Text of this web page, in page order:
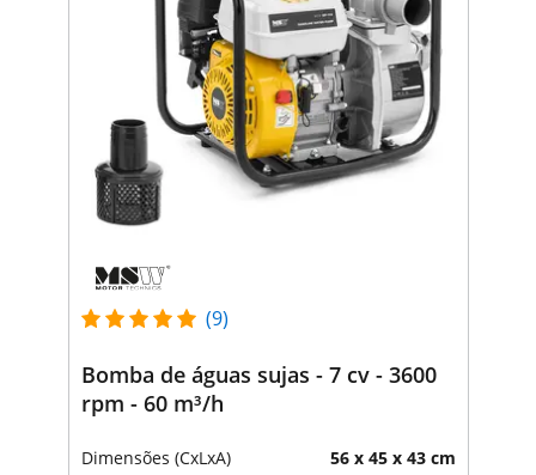
(9)
Bomba de águas sujas - 7 cv - 3600
rpm - 60 m³/h
Dimensões (CxLxA) 56 x 45 x 43 cm